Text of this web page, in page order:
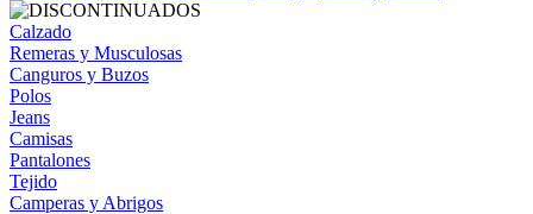
Calzado
Remeras y Musculosas
Canguros y Buzos
Polos
Jeans
Camisas
Pantalones
Tejido
Camperas y Abrigos